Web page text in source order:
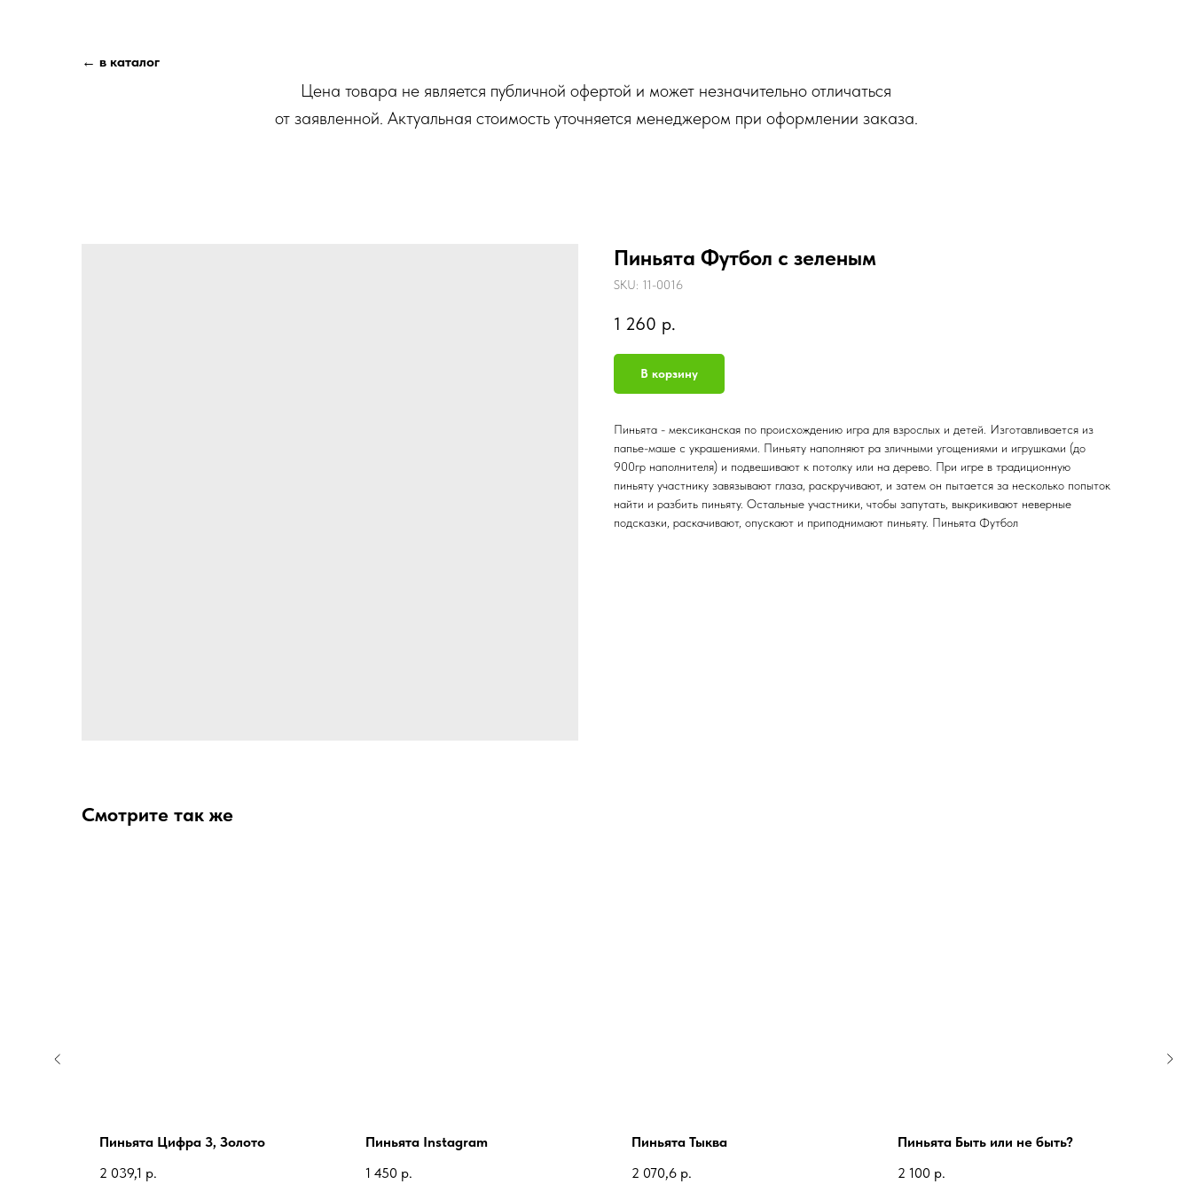
← в каталог
Цена товара не является публичной офертой и может незначительно отличаться
от заявленной. Актуальная стоимость уточняется менеджером при оформлении заказа.
Пиньята Футбол с зеленым
SKU: 11-0016
1 260 р.
В корзину
Пиньята - мексиканская по происхождению игра для взрослых и детей. Изготавливается из
папье-маше с украшениями. Пиньяту наполняют ра зличными угощениями и игрушками (до
900гр наполнителя) и подвешивают к потолку или на дерево. При игре в традиционную
пиньяту участнику завязывают глаза, раскручивают, и затем он пытается за несколько попыток
найти и разбить пиньяту. Остальные участники, чтобы запутать, выкрикивают неверные
подсказки, раскачивают, опускают и приподнимают пиньяту. Пиньята Футбол
Смотрите так же
Пиньята Цифра 3, Золото
2 039,1 р.
Пиньята Instagram
1 450 р.
Пиньята Тыква
2 070,6 р.
Пиньята Быть или не быть?
2 100 р.